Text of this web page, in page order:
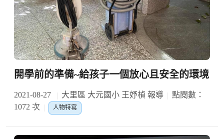
開學前的準備~給孩子一個放心且安全的環境
2021-08-27 大里區 大元國小 王妤楨 報導
點閱數：
1072 次
人物特寫